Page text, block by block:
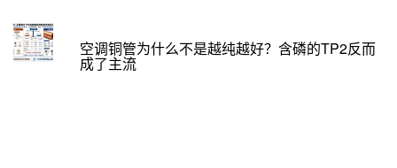
空调铜管为什么不是越纯越好？含磷的TP2反而
成了主流